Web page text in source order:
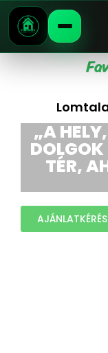
„A
TÉR,
AJÁNLATKÉRÉS